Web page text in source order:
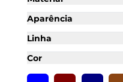
Cor
Aparência
Linha